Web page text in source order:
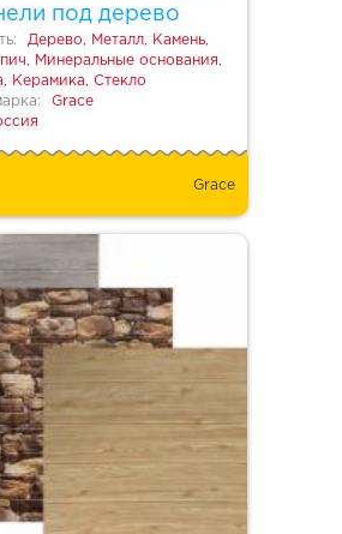
под дерево
Дерево, Металл, Камень,
Минеральные основания,
Керамика, Стекло
Grace
Grace